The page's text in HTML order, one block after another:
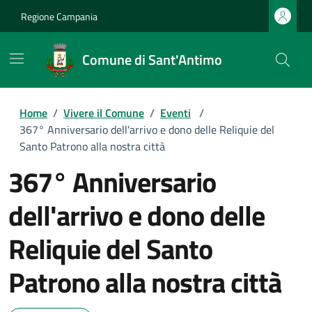
Regione Campania
Comune di Sant'Antimo
Home / Vivere il Comune / Eventi /
367° Anniversario dell'arrivo e dono delle Reliquie del
Santo Patrono alla nostra città
367° Anniversario
dell'arrivo e dono delle
Reliquie del Santo
Patrono alla nostra città